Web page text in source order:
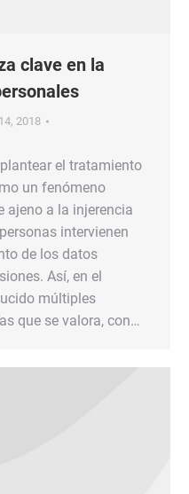
clave en la
2018
el tratamiento
un fenómeno
ajeno a la injerencia
intervienen
de los datos
Así, en el
múltiples
que se valora, con…